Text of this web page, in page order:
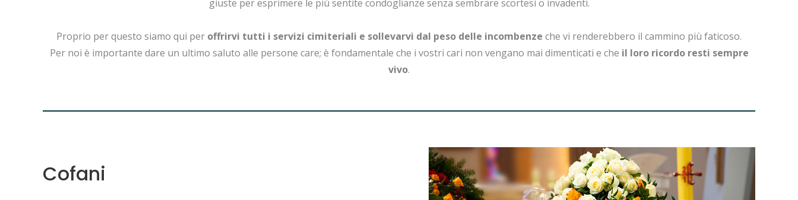
giuste per esprimere le più sentite condoglianze senza sembrare scortesi o invadenti.
Proprio per questo siamo qui per offrirvi tutti i servizi cimiteriali e sollevarvi dal peso delle incombenze che vi renderebbero il cammino più faticoso.
Per noi è importante dare un ultimo saluto alle persone care; è fondamentale che i vostri cari non vengano mai dimenticati e che il loro ricordo resti sempre
vivo.
Cofani